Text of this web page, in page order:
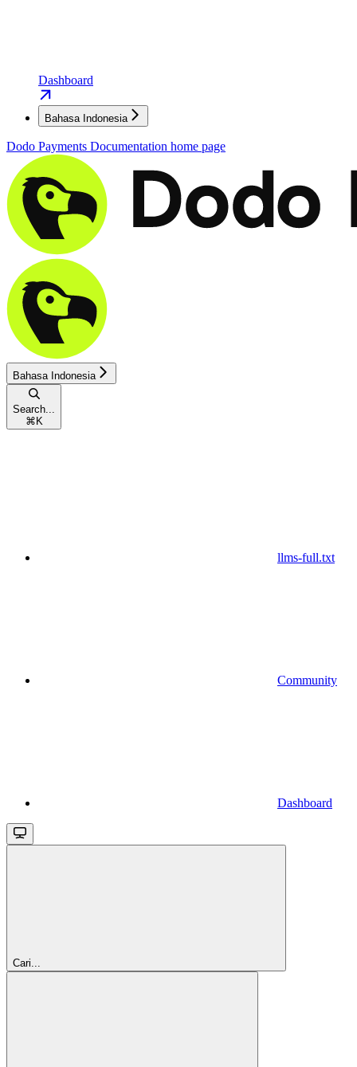
Dashboard
Bahasa Indonesia
Dodo Payments Documentation home page
Bahasa Indonesia
Search...
⌘ K
llms-full.txt
Community
Dashboard
Cari...